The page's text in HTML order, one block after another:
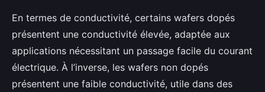
En termes de conductivité, certains wafers dopés
présentent une conductivité élevée, adaptée aux
applications nécessitant un passage facile du courant
électrique. À l’inverse, les wafers non dopés
présentent une faible conductivité, utile dans des